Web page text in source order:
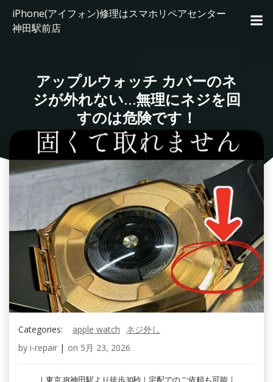
ン
へ
ス
キ
ッ
プ
iPhone(アイフォン)修理はスマホリペアセンター
神田駅前店
アップルウォッチ カバーのネ
ジが外れない…無理にネジを回
すのは危険です！
Categories: apple watch
ネジ外し
by i-repair | on 5月 23, 2026
｜東京JR神田駅より徒歩30秒｜宅配でのご依頼も可能｜